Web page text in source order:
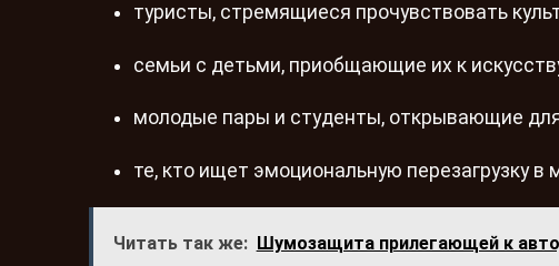
туристы, стремящиеся прочувствовать
семьи с детьми, приобщающие их к
молодые пары и студенты, открывающие для
те, кто ищет эмоциональную перезагрузку в
Читать так же: Шумозащита прилегающей к